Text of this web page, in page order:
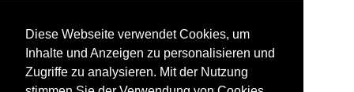
Diese Webseite verwendet Cookies, um
Inhalte und Anzeigen zu personalisieren und
Zugriffe zu analysieren. Mit der Nutzung